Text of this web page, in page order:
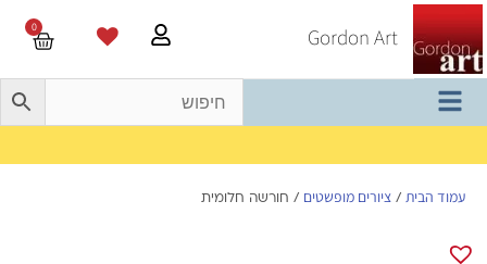
Gordon Art
0
עמוד הבית / ציורים מופשטים / חורשה חלומית